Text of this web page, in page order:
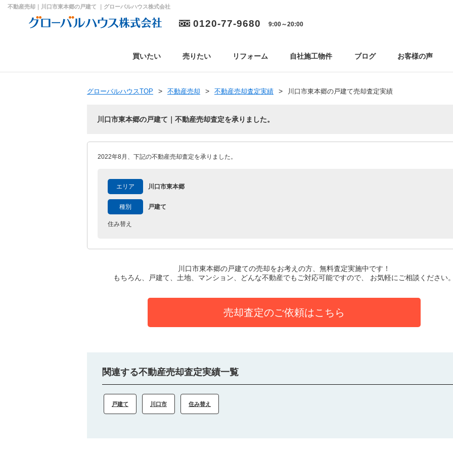
不動産売却｜川口市東本郷の戸建て ｜グローバルハウス株式会社
0120-77-9680 9:00～20:00
買いたい 売りたい リフォーム 自社施工物件 ブログ お客様の声
グローバルハウスTOP 不動産売却 不動産売却査定実績 川口市東本郷の戸建て売却査定実績
川口市東本郷の戸建て｜不動産売却査定を承りました。
2022年8月、下記の不動産売却査定を承りました。
エリア 川口市東本郷
種別 戸建て
住み替え
川口市東本郷の戸建ての売却をお考えの方、無料査定実施中です！
もちろん、戸建て、土地、マンション、どんな不動産でもご対応可能ですので、 お気軽にご相談ください
売却査定のご依頼はこちら
関連する不動産売却査定実績一覧
戸建て 川口市 住み替え